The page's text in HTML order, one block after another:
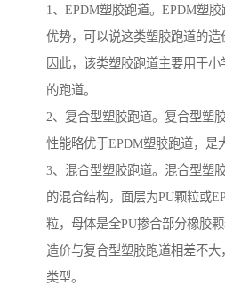
1、EPDM塑胶跑道。EPDM塑
优势，可以说这类塑胶跑道的造
因此，该类塑胶跑道主要用于
的跑道。
2、复合型塑胶跑道。复合型塑
性能略优于EPDM塑胶跑道，是
3、混合型塑胶跑道。混合型塑
的混合结构，面层为PU颗粒或
粒，母体是全PU掺合部分橡胶
造价与复合型塑胶跑道相差不
类型。